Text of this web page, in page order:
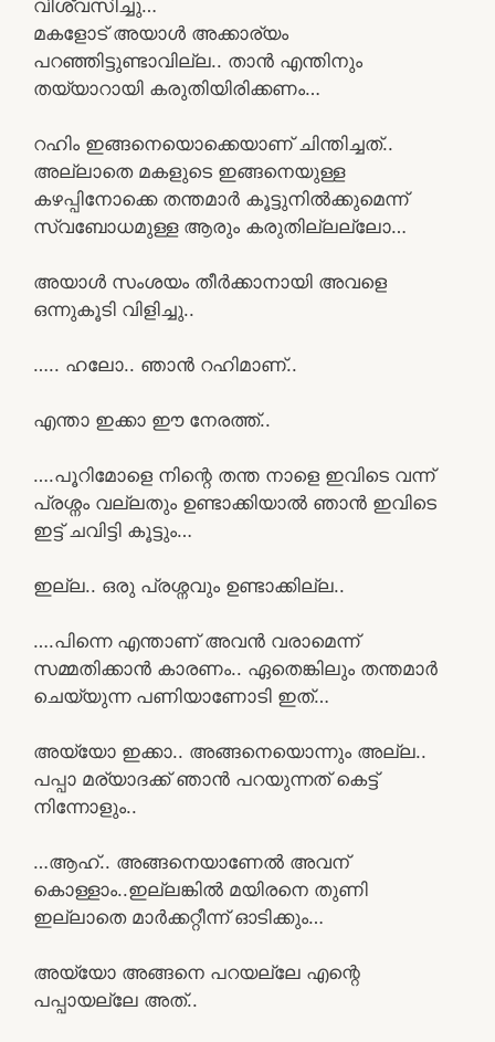
വിശ്വസിച്ചു…
മകളോട് അയാൾ അക്കാര്യം
പറഞ്ഞിട്ടുണ്ടാവില്ല.. താൻ എന്തിനും
തയ്യാറായി കരുതിയിരിക്കണം…
റഹിം ഇങ്ങനെയൊക്കെയാണ് ചിന്തിച്ചത്..
അല്ലാതെ മകളുടെ ഇങ്ങനെയുള്ള
കഴപ്പിനോക്കെ തന്തമാർ കൂട്ടുനിൽക്കുമെന്ന്
സ്വബോധമുള്ള ആരും കരുതില്ലല്ലോ…
അയാൾ സംശയം തീർക്കാനായി അവളെ
ഒന്നുകൂടി വിളിച്ചു..
….. ഹലോ.. ഞാൻ റഹിമാണ്..
എന്താ ഇക്കാ ഈ നേരത്ത്..
….പൂറിമോളെ നിന്റെ തന്ത നാളെ ഇവിടെ വന്ന്
പ്രശ്നം വല്ലതും ഉണ്ടാക്കിയാൽ ഞാൻ ഇവിടെ
ഇട്ട് ചവിട്ടി കൂട്ടും…
ഇല്ല.. ഒരു പ്രശ്നവും ഉണ്ടാക്കില്ല..
….പിന്നെ എന്താണ് അവൻ വരാമെന്ന്
സമ്മതിക്കാൻ കാരണം.. ഏതെങ്കിലും തന്തമാർ
ചെയ്യുന്ന പണിയാണോടി ഇത്…
അയ്യോ ഇക്കാ.. അങ്ങനെയൊന്നും അല്ല..
പപ്പാ മര്യാദക്ക് ഞാൻ പറയുന്നത് കെട്ട്
നിന്നോളും..
…ആഹ്.. അങ്ങനെയാണേൽ അവന്
കൊള്ളാം..ഇല്ലങ്കിൽ മയിരനെ തുണി
ഇല്ലാതെ മാർക്കറ്റീന്ന്‌ ഓടിക്കും…
അയ്യോ അങ്ങനെ പറയല്ലേ എന്റെ
പപ്പായല്ലേ അത്..